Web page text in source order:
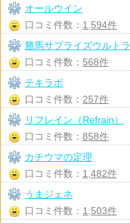
オールウイン
口コミ件数： 1,594件
勝馬サプライズウルトラ
口コミ件数： 568件
テキラボ
口コミ件数： 257件
リフレイン（Refrain）
口コミ件数： 858件
カチウマの定理
口コミ件数： 1,482件
うまジェネ
口コミ件数： 1,503件